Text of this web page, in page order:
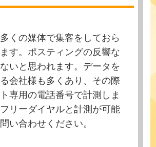
くの媒体で集客をしておら
す。ポスティングの反響な
いと思われます。データを
会社様も多くあり、その際
専用の電話番号で計測しま
リーダイヤルと計測が可能
い合わせください。